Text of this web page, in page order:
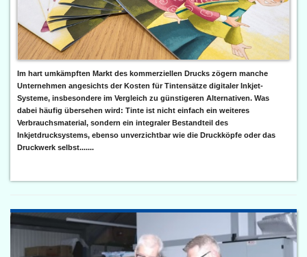
Im hart umkämpften Markt des kommerziellen Drucks zögern manche
Unternehmen angesichts der Kosten für Tintensätze digitaler Inkjet-
Systeme, insbesondere im Vergleich zu günstigeren Alternativen. Was
dabei häufig übersehen wird: Tinte ist nicht einfach ein weiteres
Verbrauchsmaterial, sondern ein integraler Bestandteil des
Inkjetdrucksystems, ebenso unverzichtbar wie die Druckköpfe oder das
Druckwerk selbst.......